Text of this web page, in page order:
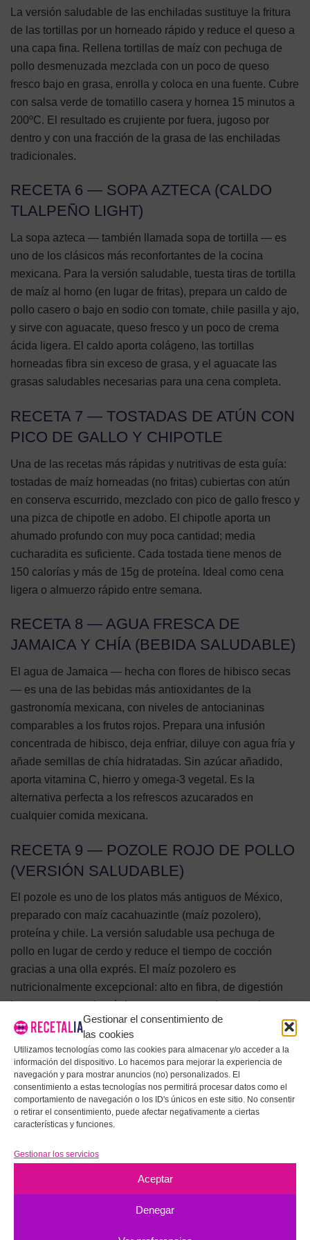
Gestionar el consentimiento de
las cookies
Utilizamos tecnologías como las cookies para almacenar y/o acceder a la
información del dispositivo. Lo hacemos para mejorar la experiencia de
navegación y para mostrar anuncios (no) personalizados. El
consentimiento a estas tecnologías nos permitirá procesar datos como el
comportamiento de navegación o los ID's únicos en este sitio. No consentir
o retirar el consentimiento, puede afectar negativamente a ciertas
características y funciones.
Gestionar los servicios
Aceptar
Denegar
La versión saludable de las enchiladas sustituye la fritura
de las tortillas por un horneado rápido y reduce el queso a
una capa fina. Rellena tortillas de maíz con pechuga de
pollo desmenuzada mezclada con un poco de queso
fresco bajo en grasa, enrolla y coloca en una fuente. Cubre
con salsa verde de tomatillo casera y hornea 15 minutos a
200ºC. El resultado es crujiente por fuera, jugoso por
dentro y con una fracción de la grasa de las enchiladas
tradicionales.
RECETA 6 — SOPA AZTECA (CALDO
TLALPEÑO LIGHT)
La sopa azteca — también llamada sopa de tortilla — es
uno de los clásicos más reconfortantes de la cocina
mexicana. Para la versión saludable, tuesta tiras de tortilla
de maíz al horno (en lugar de fritas), prepara un caldo de
pollo casero o bajo en sodio con tomate, chile pasilla y ajo,
y sirve con aguacate, queso fresco y un poco de crema
ácida ligera. El caldo aporta colágeno, las tortillas
horneadas fibra sin exceso de grasa, y el aguacate las
grasas saludables necesarias para una cena completa.
RECETA 7 — TOSTADAS DE ATÚN CON
PICO DE GALLO Y CHIPOTLE
Una de las recetas más rápidas y nutritivas de esta guía:
tostadas de maíz horneadas (no fritas) cubiertas con atún
en conserva escurrido, mezclado con pico de gallo fresco y
una pizca de chipotle en adobo. El chipotle aporta un
ahumado profundo con muy poca cantidad; media
cucharadita es suficiente. Cada tostada tiene menos de
150 calorías y más de 15g de proteína. Ideal como cena
ligera o almuerzo rápido entre semana.
RECETA 8 — AGUA FRESCA DE
JAMAICA Y CHÍA (BEBIDA SALUDABLE)
El agua de Jamaica — hecha con flores de hibisco secas
— es una de las bebidas más antioxidantes de la
gastronomía mexicana, con niveles de antocianinas
comparables a los frutos rojos. Prepara una infusión
concentrada de hibisco, deja enfriar, diluye con agua fría y
añade semillas de chía hidratadas. Sin azúcar añadido,
aporta vitamina C, hierro y omega-3 vegetal. Es la
alternativa perfecta a los refrescos azucarados en
cualquier comida mexicana.
RECETA 9 — POZOLE ROJO DE POLLO
(VERSIÓN SALUDABLE)
El pozole es uno de los platos más antiguos de México,
preparado con maíz cacahuazintle (maíz pozolero),
proteína y chile. La versión saludable usa pechuga de
pollo en lugar de cerdo y reduce el tiempo de cocción
gracias a una olla exprés. El maíz pozolero es
nutricionalmente excepcional: alto en fibra, de digestión
lenta y con un sabor único que no se puede reemplazar.
Sirve con tiras de rábano, orégano, lima y tortillas tostadas.
Un plato completo que alimenta el cuerpo y el alma.
RECETA 10 — ELOTE EN VASO
SALUDABLE (VERSIÓN SIN
MAYONESA)
antojitos callejeros más populares de México. La versión
saludable sustituye la mayonesa por yogur griego y reduce
el queso a una cucharada de cotija desmenuzado. Mezcla
maíz desgranado salteado con ajo, un poco de chile en